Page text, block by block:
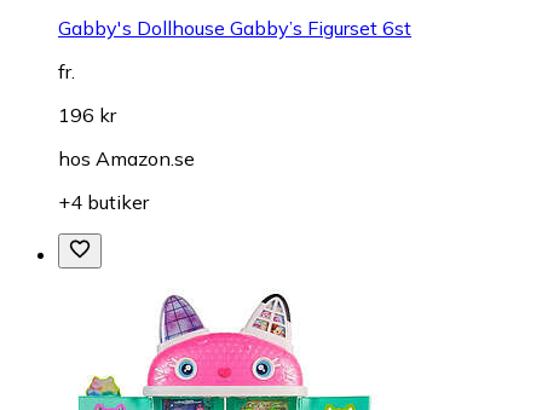
Gabby's Dollhouse Gabby’s Figurset 6st
fr.
196 kr
hos Amazon.se
+4 butiker